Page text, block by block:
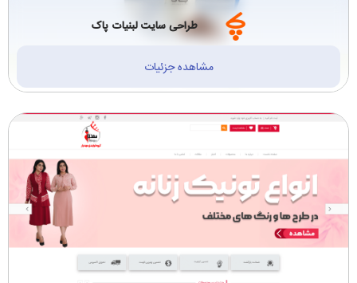
طراحی سایت لبنیات پاک
مشاهده جزئیات